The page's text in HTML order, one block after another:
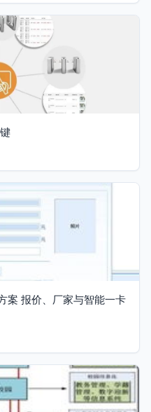
案 报价、厂家与智能一卡